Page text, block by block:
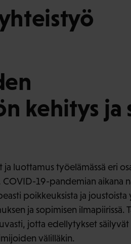
kehitys ja
luottamus työelämässä eri
19-pandemian aikana
poikkeuksista ja joustoista
ja sopimisen ilmapiirissä.
jotta edellytykset säilyvät
välilläkin.